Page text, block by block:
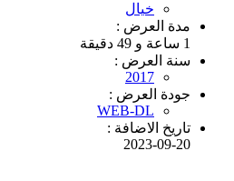
خيال
مدة العرض :
1 ساعة و 49 دقيقة
سنة العرض :
2017
جودة العرض :
WEB-DL
تاريخ الاضافة :
2023-09-20